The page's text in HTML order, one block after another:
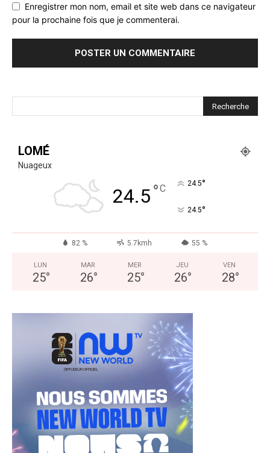
Enregistrer mon nom, email et site web dans ce navigateur
pour la prochaine fois que je commenterai.
LOMÉ
Nuageux
24.5°C 24.5°
24.5°
82 % 5.7kmh 55 %
LUN
25°
MAR
26°
MER
25°
JEU
26°
VEN
28°